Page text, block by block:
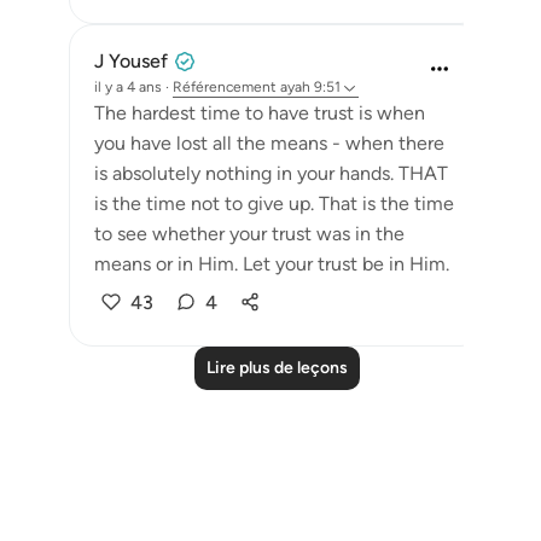
J Yousef
il y a 4 ans · Référencement ayah 9:51
The hardest time to have trust is when
you have lost all the means - when there
is absolutely nothing in your hands. THAT
is the time not to give up. That is the time
to see whether your trust was in the
means or in Him. Let your trust be in Him.
43
4
Lire plus de leçons